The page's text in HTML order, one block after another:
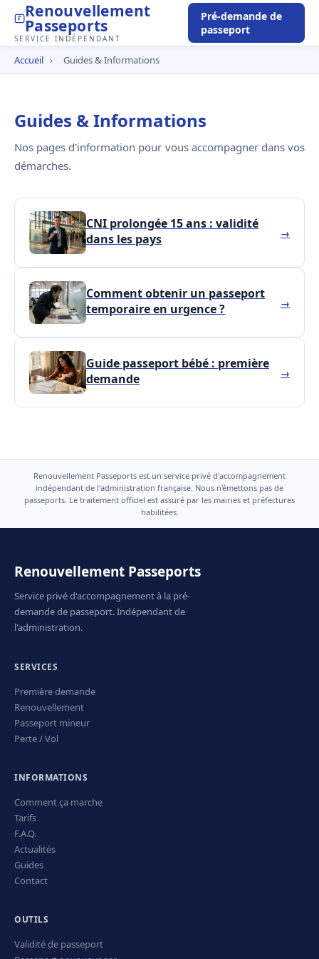
Renouvellement
Passeports
SERVICE INDÉPENDANT
Pré-demande de
passeport
Accueil › Guides & Informations
Guides & Informations
Nos pages d'information pour vous accompagner dans vos
démarches.
CNI prolongée 15 ans : validité
dans les pays
→
Comment obtenir un passeport
temporaire en urgence ?
→
Guide passeport bébé : première
demande
→
Renouvellement Passeports est un service privé d'accompagnement
indépendant de l'administration française. Nous n'émettons pas de
passeports. Le traitement officiel est assuré par les mairies et préfectures
habilitées.
Renouvellement Passeports
Service privé d'accompagnement à la pré-
demande de passeport. Indépendant de
l'administration.
SERVICES
Première demande
Renouvellement
Passeport mineur
Perte / Vol
INFORMATIONS
Comment ça marche
Tarifs
F.A.Q.
Actualités
Guides
Contact
OUTILS
Validité de passeport